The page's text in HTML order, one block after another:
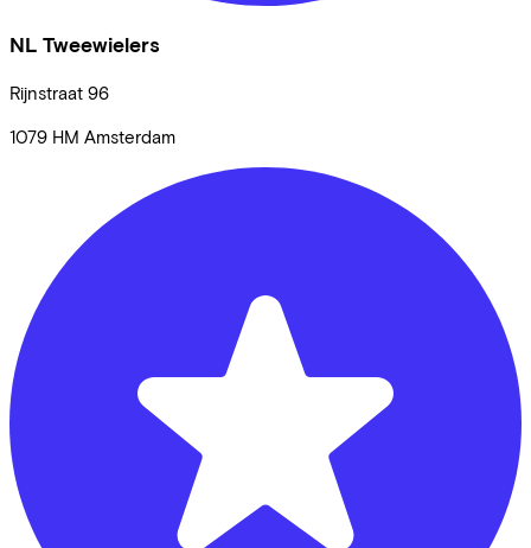
NL Tweewielers
Rijnstraat 96
1079 HM Amsterdam